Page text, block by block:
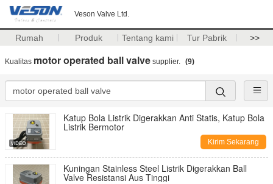
Veson Valve Ltd.
Rumah Produk Tentang kami Tur Pabrik >>
Kualitas motor operated ball valve supplier. (9)
Katup Bola Listrik Digerakkan Anti Statis, Katup Bola
Listrik Bermotor
Kirim Sekarang
Kuningan Stainless Steel Listrik Digerakkan Ball
Valve Resistansi Aus Tinggi